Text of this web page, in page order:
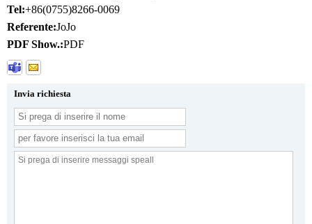
Tel:+86(0755)8266-0069
Referente:JoJo
PDF Show.:PDF
Invia richiesta